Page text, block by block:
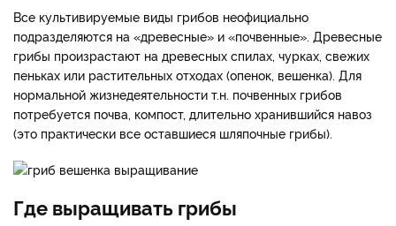
Все культивируемые виды грибов неофициально
подразделяются на «древесные» и «почвенные». Древесные
грибы произрастают на древесных спилах, чурках, свежих
пеньках или растительных отходах (опенок, вешенка). Для
нормальной жизнедеятельности т.н. почвенных грибов
потребуется почва, компост, длительно хранившийся навоз
(это практически все оставшиеся шляпочные грибы).
Где выращивать грибы